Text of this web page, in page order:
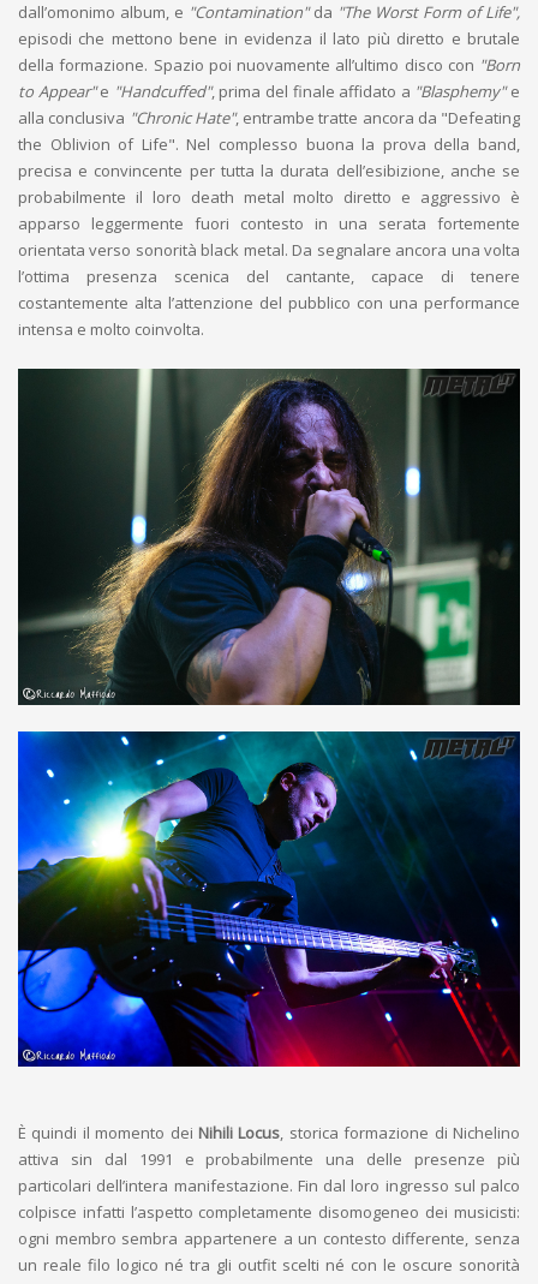
dall’omonimo album, e "Contamination"da "The Worst Form of Life",
episodi che mettono bene in evidenza il lato più diretto e brutale
della formazione. Spazio poi nuovamente all’ultimo disco con "Born
to Appear"e "Handcuffed", prima del finale affidato a "Blasphemy"e
alla conclusiva "Chronic Hate", entrambe tratte ancora da "Defeating
the Oblivion of Life". Nel complesso buona la prova della band,
precisa e convincente per tutta la durata dell’esibizione, anche se
probabilmente il loro death metal molto diretto e aggressivo è
apparso leggermente fuori contesto in una serata fortemente
orientata verso sonorità black metal. Da segnalare ancora una volta
l’ottima presenza scenica del cantante, capace di tenere
costantemente alta l’attenzione del pubblico con una performance
intensa e molto coinvolta.
È quindi il momento dei Nihili Locus, storica formazione di Nichelino
attiva sin dal 1991 e probabilmente una delle presenze più
particolari dell’intera manifestazione. Fin dal loro ingresso sul palco
colpisce infatti l’aspetto completamente disomogeneo dei musicisti:
ogni membro sembra appartenere a un contesto differente, senza
un reale filo logico né tra gli outfit scelti né con le oscure sonorità